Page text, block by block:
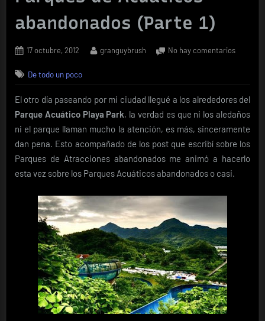
abandonados (Parte 1)
Posted
17 octubre, 2012 By
granguybrush No hay comentariosen
(Parte
De todo un poco
El otro día paseando por mi ciudad llegué a los alrededores del
Parque Acuático Playa Park, la verdad es que ni los aledaños
ni el parque llaman mucho la atención, es más, sinceramente
dan pena. Esto acompañado de los post que escribí sobre los
Parques de Atracciones abandonados me animó a hacerlo
esta vez sobre los Parques Acuáticos abandonados o casi.